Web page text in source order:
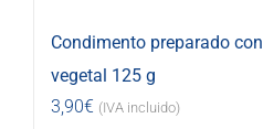
Condimento preparado
vegetal 125 g
3,90€ (IVA incluido)